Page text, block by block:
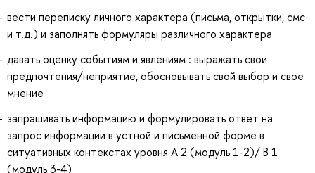
вести переписку личного характера (письма, открытки, смс
и т.д.) и заполнять формуляры различного характера
давать оценку событиям и явлениям : выражать свои
предпочтения/неприятие, обосновывать свой выбор и свое
мнение
запрашивать информацию и формулировать ответ на
запрос информации в устной и письменной форме в
ситуативных контекстах уровня А 2 (модуль 1-2)/ В 1
(модуль 3-4)